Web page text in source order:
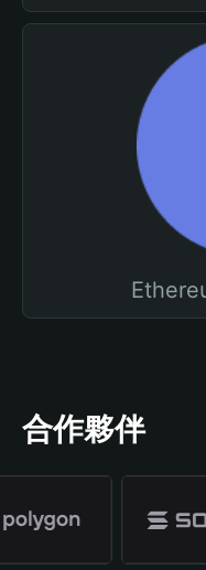
合作夥伴